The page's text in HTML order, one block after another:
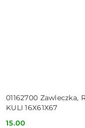
01162700 Zawleczka,
KULI 16X61X67
15.00